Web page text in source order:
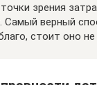
зрения
Самый верный
стоит оно